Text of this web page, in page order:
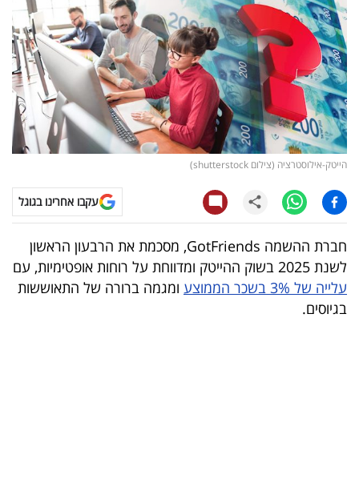
דעות
רכילות
עסקית
קריפטו
ויראלי
עסקי
ספורט
קריירה
ולימודים
הייטק-אילוסטרציה (צילום shutterstock)
עקבו אחרינו בגוגל
חברת ההשמה GotFriends, מסכמת את הרבעון הראשון
לשנת 2025 בשוק ההייטק ומדווחת על רוחות אופטימיות, עם
עלייה של 3% בשכר הממוצע
ומגמה ברורה של התאוששות
בגיוסים.